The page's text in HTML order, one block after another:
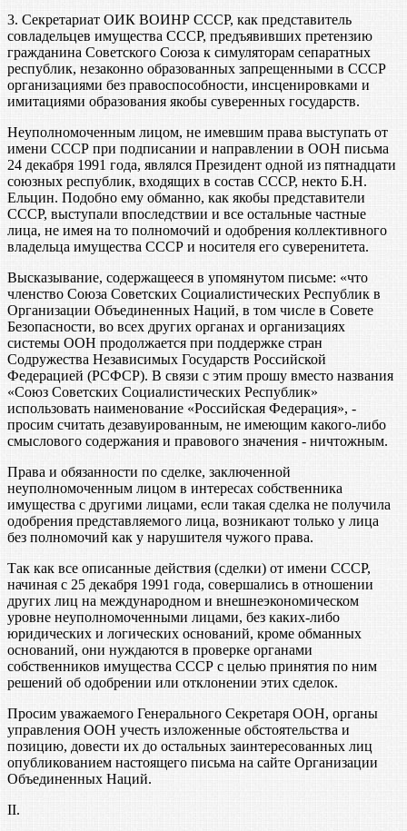
3. Секретариат ОИК ВОИНР СССР, как представитель
совладельцев имущества СССР, предъявивших претензию
гражданина Советского Союза к симуляторам сепаратных
республик, незаконно образованных запрещенными в СССР
организациями без правоспособности, инсценировками и
имитациями образования якобы суверенных государств.
Неуполномоченным лицом, не имевшим права выступать от
имени СССР при подписании и направлении в ООН письма
24 декабря 1991 года, являлся Президент одной из пятнадцати
союзных республик, входящих в состав СССР, некто Б.Н.
Ельцин. Подобно ему обманно, как якобы представители
СССР, выступали впоследствии и все остальные частные
лица, не имея на то полномочий и одобрения коллективного
владельца имущества СССР и носителя его суверенитета.
Высказывание, содержащееся в упомянутом письме: «что
членство Союза Советских Социалистических Республик в
Организации Объединенных Наций, в том числе в Совете
Безопасности, во всех других органах и организациях
системы ООН продолжается при поддержке стран
Содружества Независимых Государств Российской
Федерацией (РСФСР). В связи с этим прошу вместо названия
«Союз Советских Социалистических Республик»
использовать наименование «Российская Федерация», -
просим считать дезавуированным, не имеющим какого-либо
смыслового содержания и правового значения - ничтожным.
Права и обязанности по сделке, заключенной
неуполномоченным лицом в интересах собственника
имущества с другими лицами, если такая сделка не получила
одобрения представляемого лица, возникают только у лица
без полномочий как у нарушителя чужого права.
Так как все описанные действия (сделки) от имени СССР,
начиная с 25 декабря 1991 года, совершались в отношении
других лиц на международном и внешнеэкономическом
уровне неуполномоченными лицами, без каких-либо
юридических и логических оснований, кроме обманных
оснований, они нуждаются в проверке органами
собственников имущества СССР с целью принятия по ним
решений об одобрении или отклонении этих сделок.
Просим уважаемого Генерального Секретаря ООН, органы
управления ООН учесть изложенные обстоятельства и
позицию, довести их до остальных заинтересованных лиц
опубликованием настоящего письма на сайте Организации
Объединенных Наций.
II.